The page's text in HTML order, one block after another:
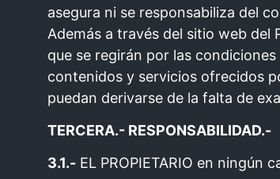
asegura ni se responsabiliza del
Además a través del sitio web del
que se regirán por las
contenidos y servicios ofrecidos
puedan derivarse de la falta de
TERCERA.- RESPONSABILIDAD.-
3.1.- EL PROPIETARIO en ningún